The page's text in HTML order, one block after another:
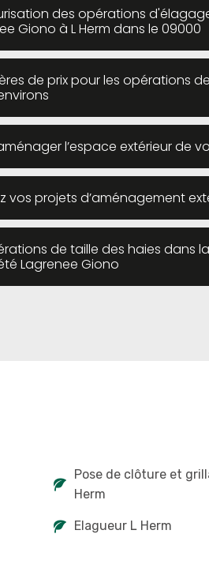
des opérations
Giono à L Herm dans le 09000
de prix pour les opérations
l’espace extérieur de
vos projets d’aménagement
de taille des haies dans
Lagrenee Giono
Pose de clôture et
Herm
Elagueur L Herm